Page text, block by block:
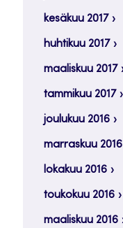
kesäkuu 2017
huhtikuu 2017
maaliskuu 2017
tammikuu 2017
joulukuu 2016
marraskuu 2016
lokakuu 2016
toukokuu 2016
maaliskuu 2016